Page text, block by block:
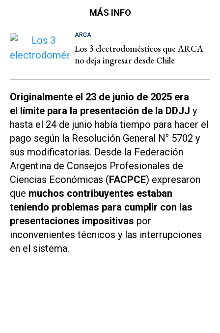
MÁS INFO
ARCA
Los 3 electrodomésticos que ARCA
no deja ingresar desde Chile
Originalmente el 23 de junio de 2025 era
el límite para la presentación de la DDJJ y
hasta el 24 de junio había tiempo para hacer el
pago según la Resolución General N° 5702 y
sus modificatorias. Desde la Federación
Argentina de Consejos Profesionales de
Ciencias Económicas (FACPCE) expresaron
que muchos contribuyentes estaban
teniendo problemas para cumplir con las
presentaciones impositivas por
inconvenientes técnicos y las interrupciones
en el sistema.